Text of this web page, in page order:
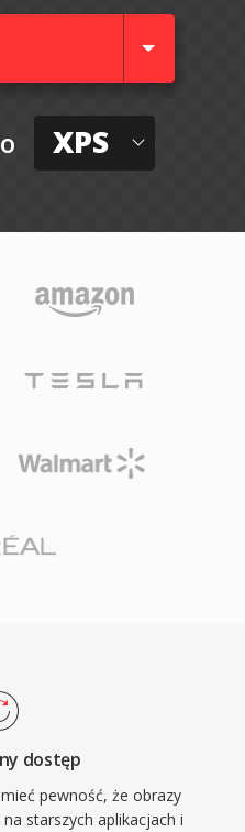
XPS
dostęp
pewność, że obrazy
starszych aplikacjach i